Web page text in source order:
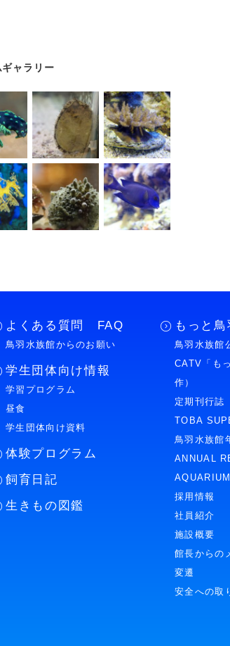
ギャラリー
よくある質問 FAQ
鳥羽水族館からのお願い
学生団体向け情報
学習プログラム
昼食
学生団体向け資料
体験プログラム
飼育日記
生きもの図鑑
もっと
鳥羽水族館
CATV「も
作）
定期刊行誌
TOBA
鳥羽水族館
ANNUAL
AQUARIUM
採用情報
社員紹介
施設概要
館長からの
変遷
安全への取